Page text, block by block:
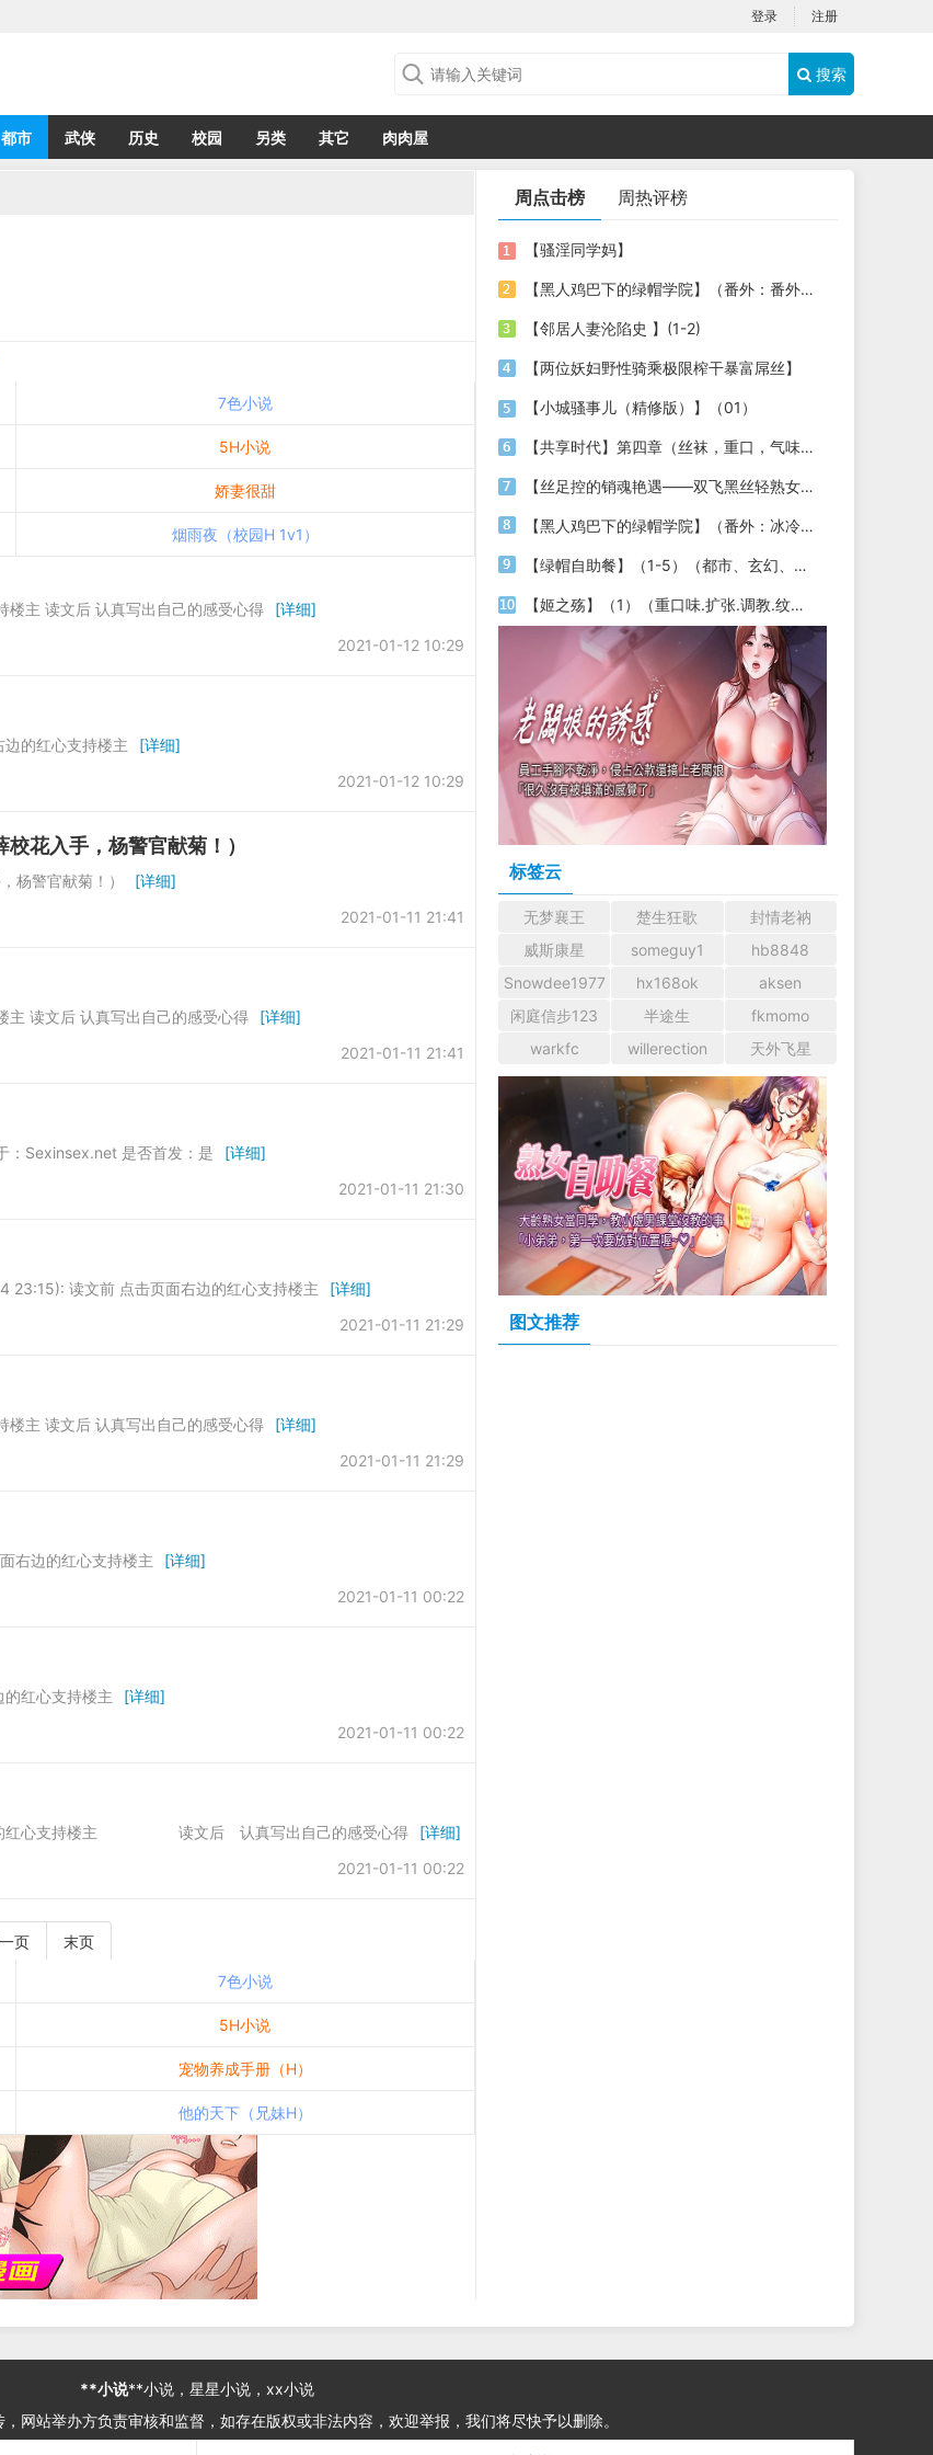
登录 注册
搜索
都市 武侠 历史 校园 另类 其它 肉肉屋
7色小说
5H小说
娇妻很甜
烟雨夜（校园H 1v1）
楼主 读文后 认真写出自己的感受心得
[详细]
2021-01-12 10:29
的红心支持楼主
[详细]
2021-01-12 10:29
花入手，杨警官献菊！）
杨警官献菊！）
[详细]
2021-01-11 21:41
主 读文后 认真写出自己的感受心得
[详细]
2021-01-11 21:41
：Sexinsex.net 是否首发：是
[详细]
2021-01-11 21:30
23:15): 读文前 点击页面右边的红心支持楼主
[详细]
2021-01-11 21:29
楼主 读文后 认真写出自己的感受心得
[详细]
2021-01-11 21:29
右边的红心支持楼主
[详细]
2021-01-11 00:22
红心支持楼主
[详细]
2021-01-11 00:22
边的红心支持楼主 读文后 认真写出自己的感受心得
[详细]
2021-01-11 00:22
页 末页
7色小说
5H小说
宠物养成手册（H）
他的天下（兄妹H）
周点击榜 周热评榜
【骚淫同学妈】
【黑人鸡巴下的绿帽学院】（番外：番外：俱乐部的运动大会）（授权代发）
【邻居人妻沦陷史 】(1-2)
【两位妖妇野性骑乘极限榨干暴富屌丝】
【小城骚事儿（精修版）】（01）
【共享时代】第四章（丝袜，重口，气味，催眠，乱伦）
【丝足控的销魂艳遇——双飞黑丝轻熟女】【买原味丝袜的艳遇 续篇】（丝足大作 附图） ...
【黑人鸡巴下的绿帽学院】（番外：冰冷警花的坚守）（授权代发）
【绿帽自助餐】（1-5）（都市、玄幻、绿帽）
【姬之殇】（1）（重口味.扩张.调教.纹身.内附图片）
标签云
无梦襄王 楚生狂歌
封情老衲
威斯康星
someguy1
hb8848
Snowdee1977
hx168ok
aksen
闲庭信步123
半途生
fkmomo
warkfc
willerection 天外飞星
图文推荐
**小说**小说，星星小说，xx小说
网站举办方负责审核和监督，如存在版权或非法内容，欢迎举报，我们将尽快予以删除。